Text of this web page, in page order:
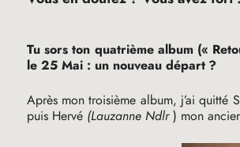
Tu sors ton quatrième album («
le 25 Mai : un nouveau départ ?
Après mon troisième album, j’ai quitté
puis Hervé (Lauzanne Ndlr) mon